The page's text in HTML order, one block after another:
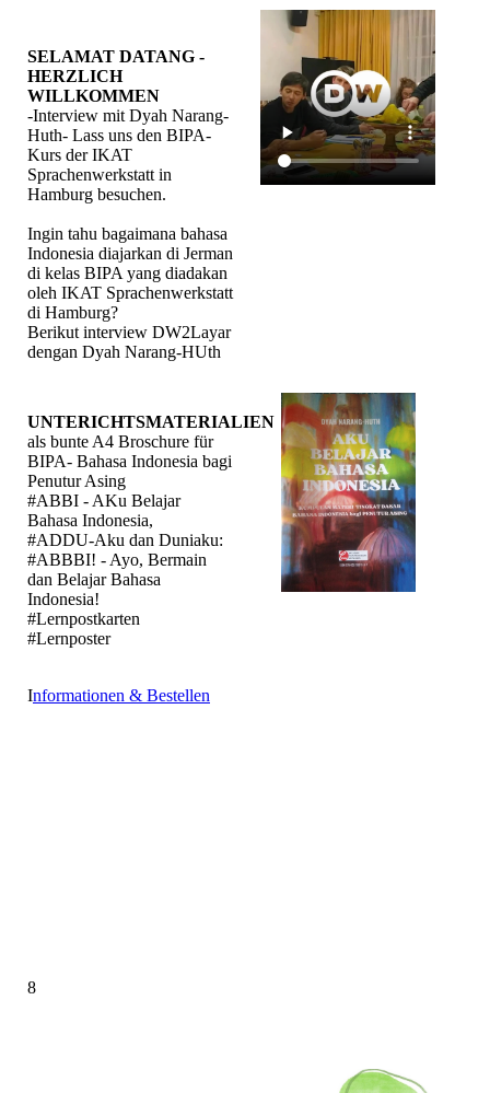
SELAMAT DATANG -
HERZLICH
WILLKOMMEN
-Interview mit Dyah Narang-
Huth- Lass uns den BIPA-
Kurs der IKAT
Sprachenwerkstatt in
Hamburg besuchen.
Ingin tahu bagaimana bahasa
Indonesia diajarkan di Jerman
di kelas BIPA yang diadakan
oleh IKAT Sprachenwerkstatt
di Hamburg?
Berikut interview DW2Layar
dengan Dyah Narang-HUth
UNTERICHTSMATERIALIEN
als bunte A4 Broschure für
BIPA- Bahasa Indonesia bagi
Penutur Asing
#ABBI - AKu Belajar
Bahasa Indonesia,
#ADDU-Aku dan Duniaku:
#ABBBI! - Ayo, Bermain
dan Belajar Bahasa
Indonesia!
#Lernpostkarten
#Lernposter
Informationen & Bestellen
8